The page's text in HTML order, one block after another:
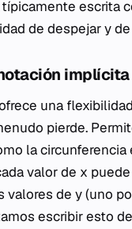
escrita
de despejary
implícita
una
pierde.
la circunferencia
valor de x puede
valores de y(uno
escribir esto